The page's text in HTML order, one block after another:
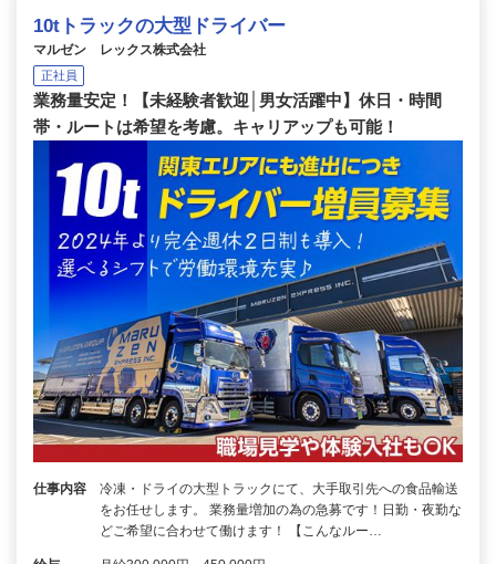
10tトラックの大型ドライバー
マルゼン レックス株式会社
正社員
業務量安定！【未経験者歓迎│男女活躍中】休日・時間
帯・ルートは希望を考慮。キャリアップも可能！
仕事内容
冷凍・ドライの大型トラックにて、大手取引先への食品輸送
をお任せします。 業務量増加の為の急募です！日勤・夜勤な
どご希望に合わせて働けます！ 【こんなルー…